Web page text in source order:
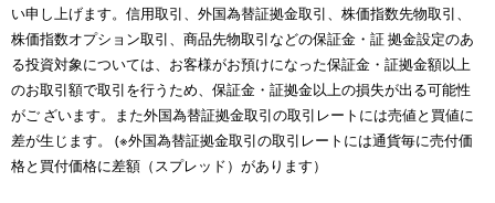
い申し上げます。信用取引、外国為替証拠金取引、株価指数先物取引、
株価指数オプション取引、商品先物取引などの保証金・証 拠金設定のあ
る投資対象については、お客様がお預けになった保証金・証拠金額以上
のお取引額で取引を行うため、保証金・証拠金以上の損失が出る可能性
がご ざいます。また外国為替証拠金取引の取引レートには売値と買値に
差が生じます。 (※外国為替証拠金取引の取引レートには通貨毎に売付価
格と買付価格に差額（スプレッド）があります）